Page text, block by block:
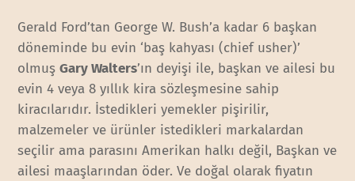
Gerald Ford’tan George W. Bush’a kadar 6 başkan
döneminde bu evin ‘baş kahyası (chief usher)’
olmuşGary Walters’ın deyişi ile, başkan ve ailesi bu
evin 4 veya 8 yıllık kira sözleşmesine sahip
kiracılarıdır. İstedikleri yemekler pişirilir,
malzemeler ve ürünler istedikleri markalardan
seçilir ama parasını Amerikan halkı değil, Başkan ve
ailesi maaşlarından öder. Ve doğal olarak fiyatın